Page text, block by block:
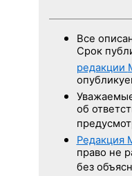
Все
Срок
редакции
об
Редакция
право не
без